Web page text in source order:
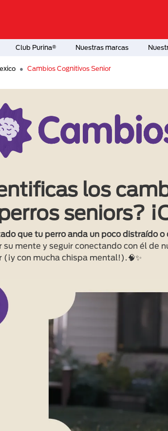
Club Purina® Nuestras marcas
Cambios Cognitivos Senior
los
seniors?
que tu perro anda un poco distraído o
su mente y seguir conectando con él de
(¡y con mucha chispa mental!).🧠✨